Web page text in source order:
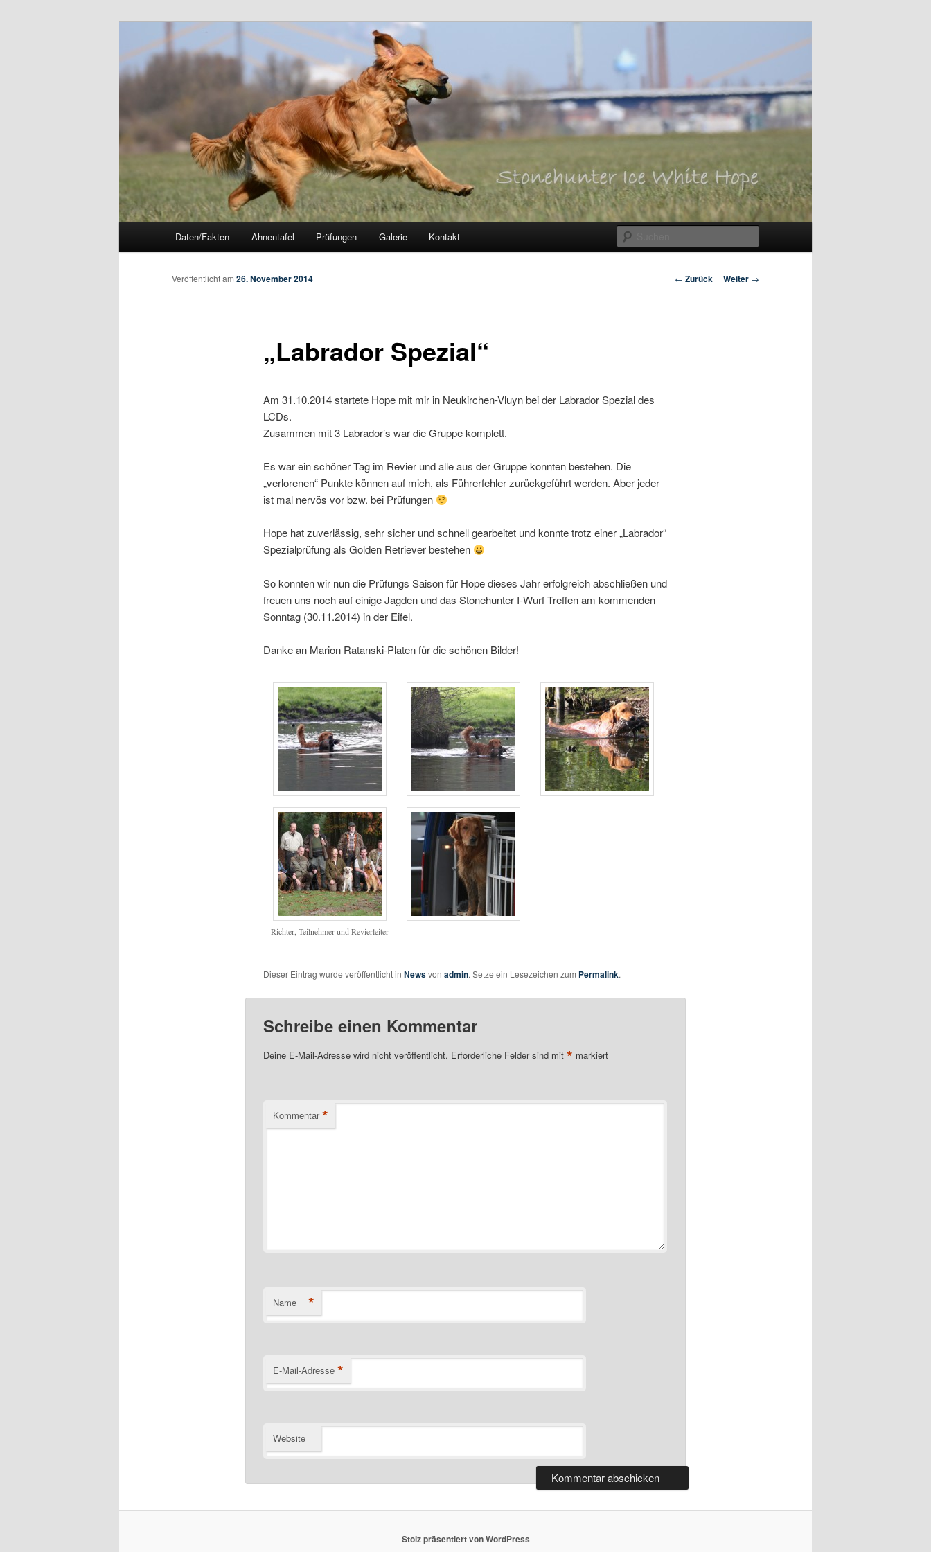
Stonehunter Ice White Hope
Daten/Fakten Ahnentafel Prüfungen Galerie Kontakt
Beitrags-
← Zurück Weiter →
„Labrador Spezial“
Veröffentlicht am 26. November 2014
Am 31.10.2014 startete Hope mit mir in Neukirchen-Vluyn bei der Labrador Spezial des
LCDs.
Zusammen mit 3 Labrador’s war die Gruppe komplett.
Es war ein schöner Tag im Revier und alle aus der Gruppe konnten bestehen. Die
„verlorenen“ Punkte können auf mich, als Führerfehler zurückgeführt werden. Aber jeder
ist mal nervös vor bzw. bei Prüfungen
Hope hat zuverlässig, sehr sicher und schnell gearbeitet und konnte trotz einer „Labrador“
Spezialprüfung als Golden Retriever bestehen
So konnten wir nun die Prüfungs Saison für Hope dieses Jahr erfolgreich abschließen und
freuen uns noch auf einige Jagden und das Stonehunter I-Wurf Treffen am kommenden
Sonntag (30.11.2014) in der Eifel.
Danke an Marion Ratanski-Platen für die schönen Bilder!
Richter, Teilnehmer und Revierleiter
Dieser Eintrag wurde veröffentlicht in Newsvon admin. Setze ein Lesezeichen zum Permalink.
Schreibe einen Kommentar
Deine E-Mail-Adresse wird nicht veröffentlicht. Erforderliche Felder sind mit * markiert
Kommentar *
Name *
E-Mail-Adresse *
Website
Stolz präsentiert von WordPress